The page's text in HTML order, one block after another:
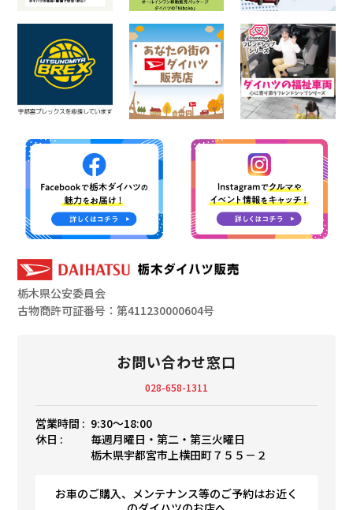
栃木県公安委員会
古物商許可証番号：第411230000604号
お問い合わせ窓口
028-658-1311
営業時間 : 9:30〜18:00
休日 :
毎週月曜日・第二・第三火曜日
栃木県宇都宮市上横田町７５５－２
お車のご購入、メンテナンス等のご予約はお近く